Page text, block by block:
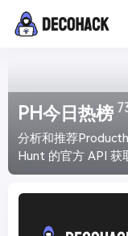
PH今日热榜
分析和推荐
Hunt 的官方 API 获
析，给你带来最直
火爆的产品趋势。